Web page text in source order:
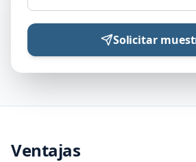
Solicitar
Ventajas